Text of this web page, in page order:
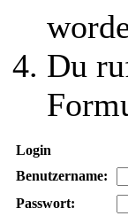
Du
Login
Benutzername:
Passwort: